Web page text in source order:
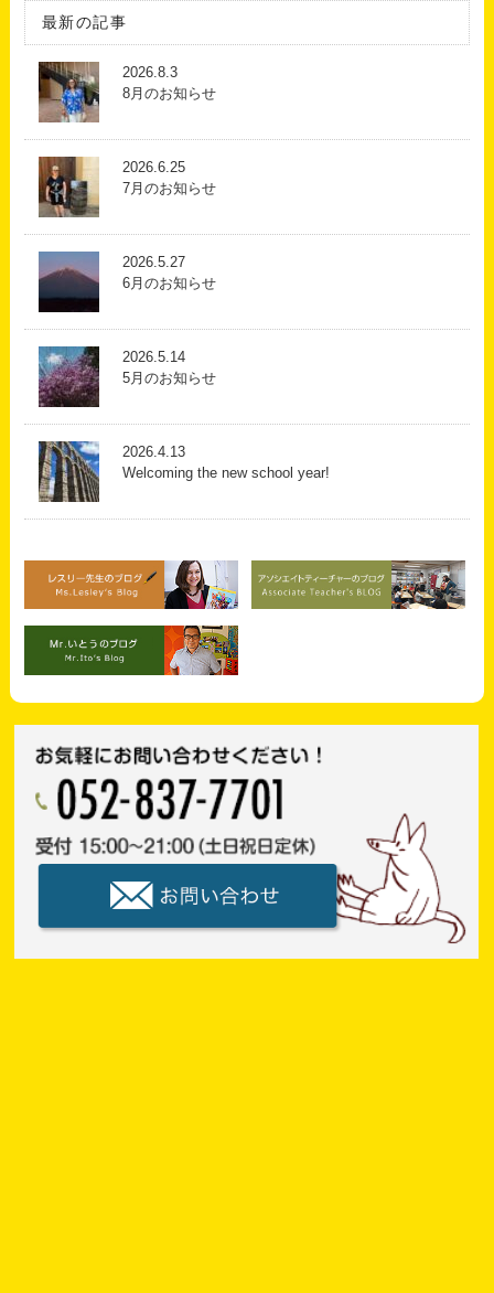
最新の記事
2026.8.3
8月のお知らせ
2026.6.25
7月のお知らせ
2026.5.27
6月のお知らせ
2026.5.14
5月のお知らせ
2026.4.13
Welcoming the new school year!